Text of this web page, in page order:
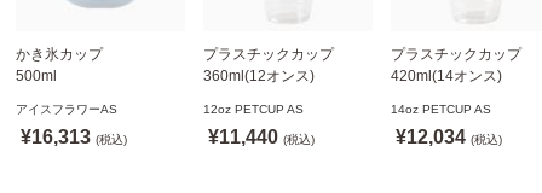
かき氷カップ
500ml
※北海道・沖縄・離島 送
料別途
アイスフラワーAS
¥16,313 (税込)
プラスチックカップ
360ml(12オンス)
製)
※沖縄・離島 配送料別途
12oz PETCUP AS
¥11,440 (税込)
プラスチックカップ
420ml(14オンス)
製)
※沖縄・離島 配送料
14oz PETCUP AS
¥12,034 (税込)